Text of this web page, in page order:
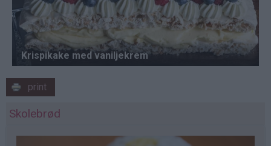
print
Skolebrød